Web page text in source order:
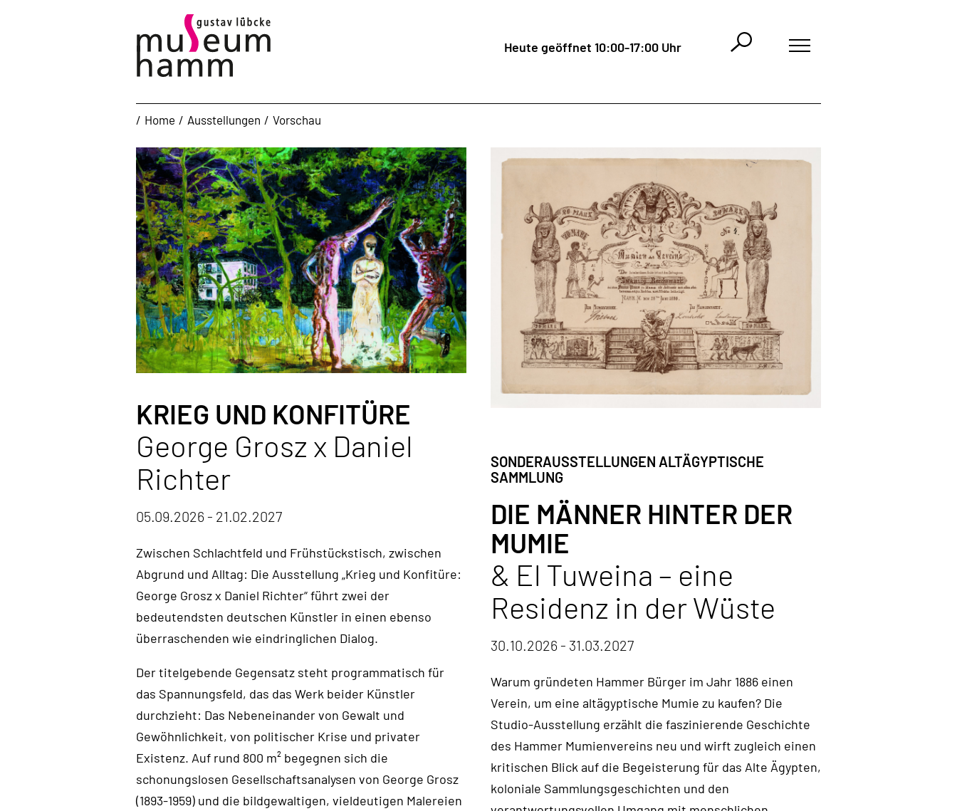
Heute geöffnet 10:00-17:00 Uhr
Home Ausstellungen Vorschau
KRIEG UND KONFITÜRE
George Grosz x Daniel
Richter
05.09.2026 - 21.02.2027
Zwischen Schlachtfeld und Frühstückstisch, zwischen
Abgrund und Alltag: Die Ausstellung „Krieg und Konfitüre:
George Grosz x Daniel Richter“ führt zwei der
bedeutendsten deutschen Künstler in einen ebenso
überraschenden wie eindringlichen Dialog.
Der titelgebende Gegensatz steht programmatisch für
das Spannungsfeld, das das Werk beider Künstler
durchzieht: Das Nebeneinander von Gewalt und
Gewöhnlichkeit, von politischer Krise und privater
Existenz. Auf rund 800 m² begegnen sich die
schonungslosen Gesellschaftsanalysen von George Grosz
(1893-1959) und die bildgewaltigen, vieldeutigen Malereien
SONDERAUSSTELLUNGEN ALTÄGYPTISCHE
SAMMLUNG
DIE MÄNNER HINTER DER
MUMIE
& El Tuweina – eine
Residenz in der Wüste
30.10.2026 - 31.03.2027
Warum gründeten Hammer Bürger im Jahr 1886 einen
Verein, um eine altägyptische Mumie zu kaufen? Die
Studio-Ausstellung erzählt die faszinierende Geschichte
des Hammer Mumienvereins neu und wirft zugleich einen
kritischen Blick auf die Begeisterung für das Alte Ägypten,
koloniale Sammlungsgeschichten und den